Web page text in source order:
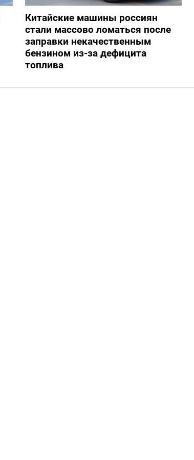
Китайские машины россиян
стали массово ломаться после
заправки некачественным
бензином из-за дефицита
топлива